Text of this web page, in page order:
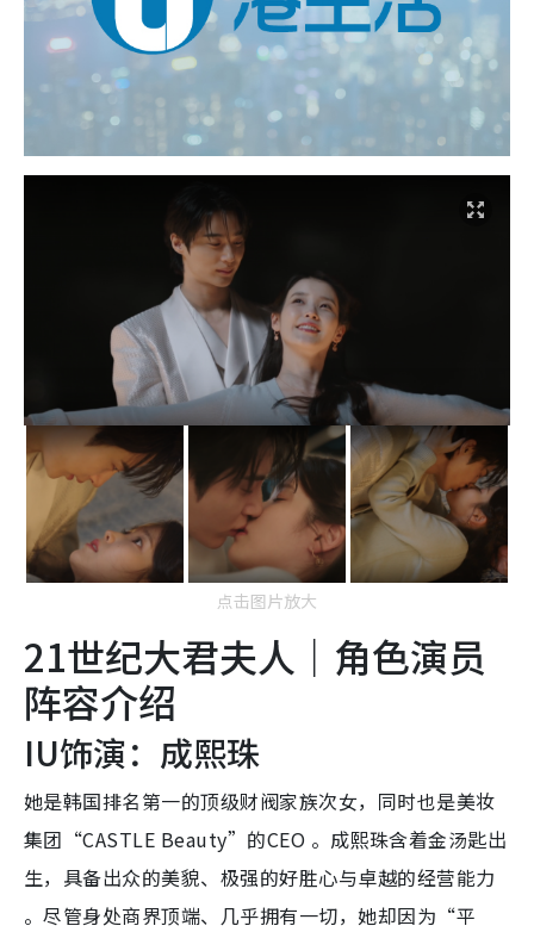
点击图片放大
21世纪大君夫人｜角色演员
阵容介绍
IU饰演：成熙珠
她是韩国排名第一的顶级财阀家族次女，同时也是美妆
集团“CASTLE Beauty”的CEO 。成熙珠含着金汤匙出
生，具备出众的美貌、极强的好胜心与卓越的经营能力
。尽管身处商界顶端、几乎拥有一切，她却因为“平